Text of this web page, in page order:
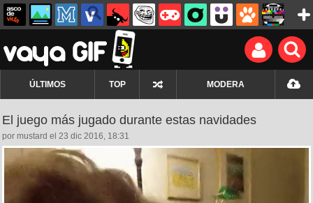
ÚLTIMOS TOP MODERA
El juego más jugado durante estas navidades
por mustard el 23 dic 2016, 18:31